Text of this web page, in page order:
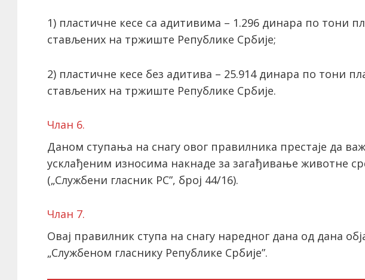
1) пластичне кесе са адитивима – 1.296 динара по тони
стављених на тржиште Републике Србије;
2) пластичне кесе без адитива – 25.914 динара по тони
стављених на тржиште Републике Србије.
Члан 6.
Даном ступања на снагу овог правилника престаје да
усклађеним износима накнаде за загађивање животне
(„Службени гласник РС”, број 44/16).
Члан 7.
Овај правилник ступа на снагу наредног дана од дана
„Службеном гласнику Републике Србије”.